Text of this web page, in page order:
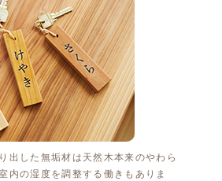
出した無垢材は天然木本来のやわら
内の湿度を調整する働きもありま